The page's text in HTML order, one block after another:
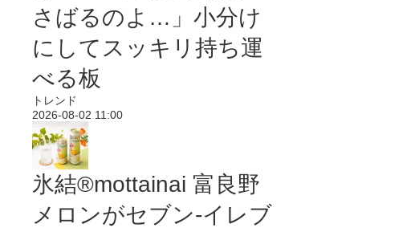
さばるのよ…」小分け
にしてスッキリ持ち運
べる板
トレンド
2026-08-02 11:00
氷結®mottainai 富良野
メロンがセブン‐イレブ